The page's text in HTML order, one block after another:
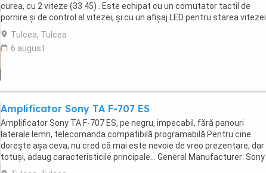
curea, cu 2 viteze (33 45) . Este echipat cu un comutator tactil de
pornire și de control al vitezei, și cu un afișaj LED pentru starea vitezei.
Are montată ...
Tulcea, Tulcea
6 august
Amplificator Sony TA F-707 ES
Amplificator Sony TA F-707 ES, pe negru, impecabil, fără panouri
laterale lemn, telecomanda compatibilă programabilă Pentru cine
dorește așa ceva, nu cred că mai este nevoie de vreo prezentare, dar
totuși, adaug caracteristicile principale... General Manufacturer: Sony
Model: TA-F 707 ES Type: Integrated ...